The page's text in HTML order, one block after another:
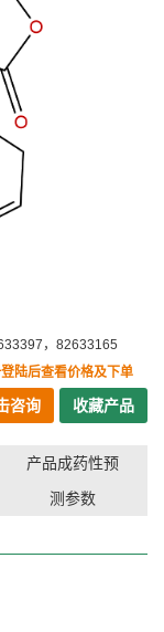
，82633165
陆后查看价格及下单
咨询 收藏产品
产品成药性预
测参数